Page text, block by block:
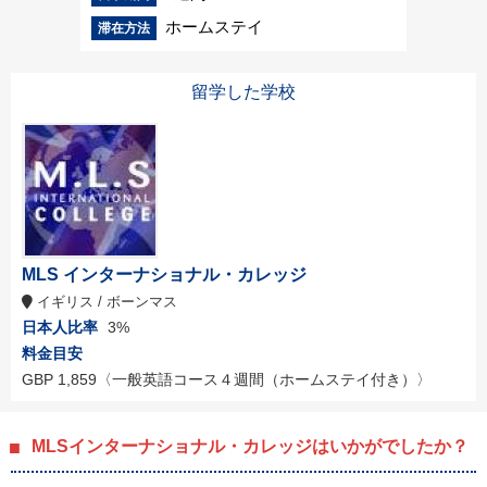
滞在方法 ホームステイ
留学した学校
MLS インターナショナル・カレッジ
イギリス / ボーンマス
日本人比率 3%
料金目安
GBP 1,859 〈一般英語コース４週間（ホームステイ付き）〉
MLSインターナショナル・カレッジはいかがでしたか？